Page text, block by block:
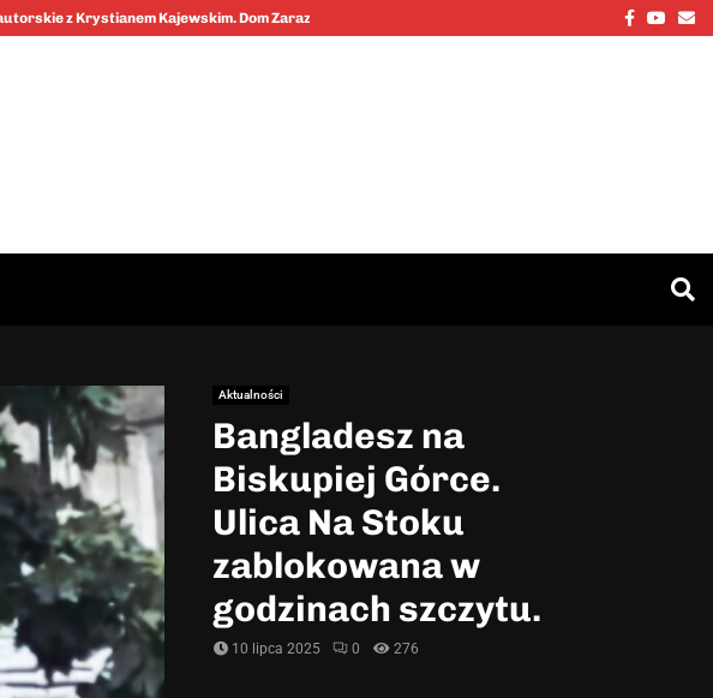
z Krystianem Kajewskim. Dom Zarazy… Facebook
Aktualności
Bangladesz na
Biskupiej Górce.
Ulica Na Stoku
zablokowana w
godzinach szczytu.
10 lipca 2025 0 276